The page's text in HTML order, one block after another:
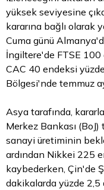
yüksek seviyesine
kararına bağlı olarak
Cuma günü
İngiltere'de FTSE
CAC 40 endeksi
Bölgesi'nde temmuz
Asya tarafında,
Merkez Bankası
sanayi üretiminin
ardından Nikkei 225
kaybederken, Çin'de
dakikalarda yüzde